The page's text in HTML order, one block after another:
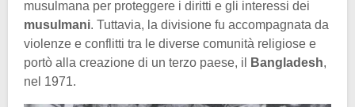
musulmana per proteggere i diritti e gli interessi dei
musulmani. Tuttavia, la divisione fu accompagnata da
violenze e conflitti tra le diverse comunità religiose e
portò alla creazione di un terzo paese, il
Bangladesh,
nel 1971.